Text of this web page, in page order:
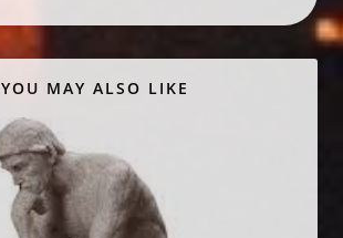
YOU MAY ALSO LIKE